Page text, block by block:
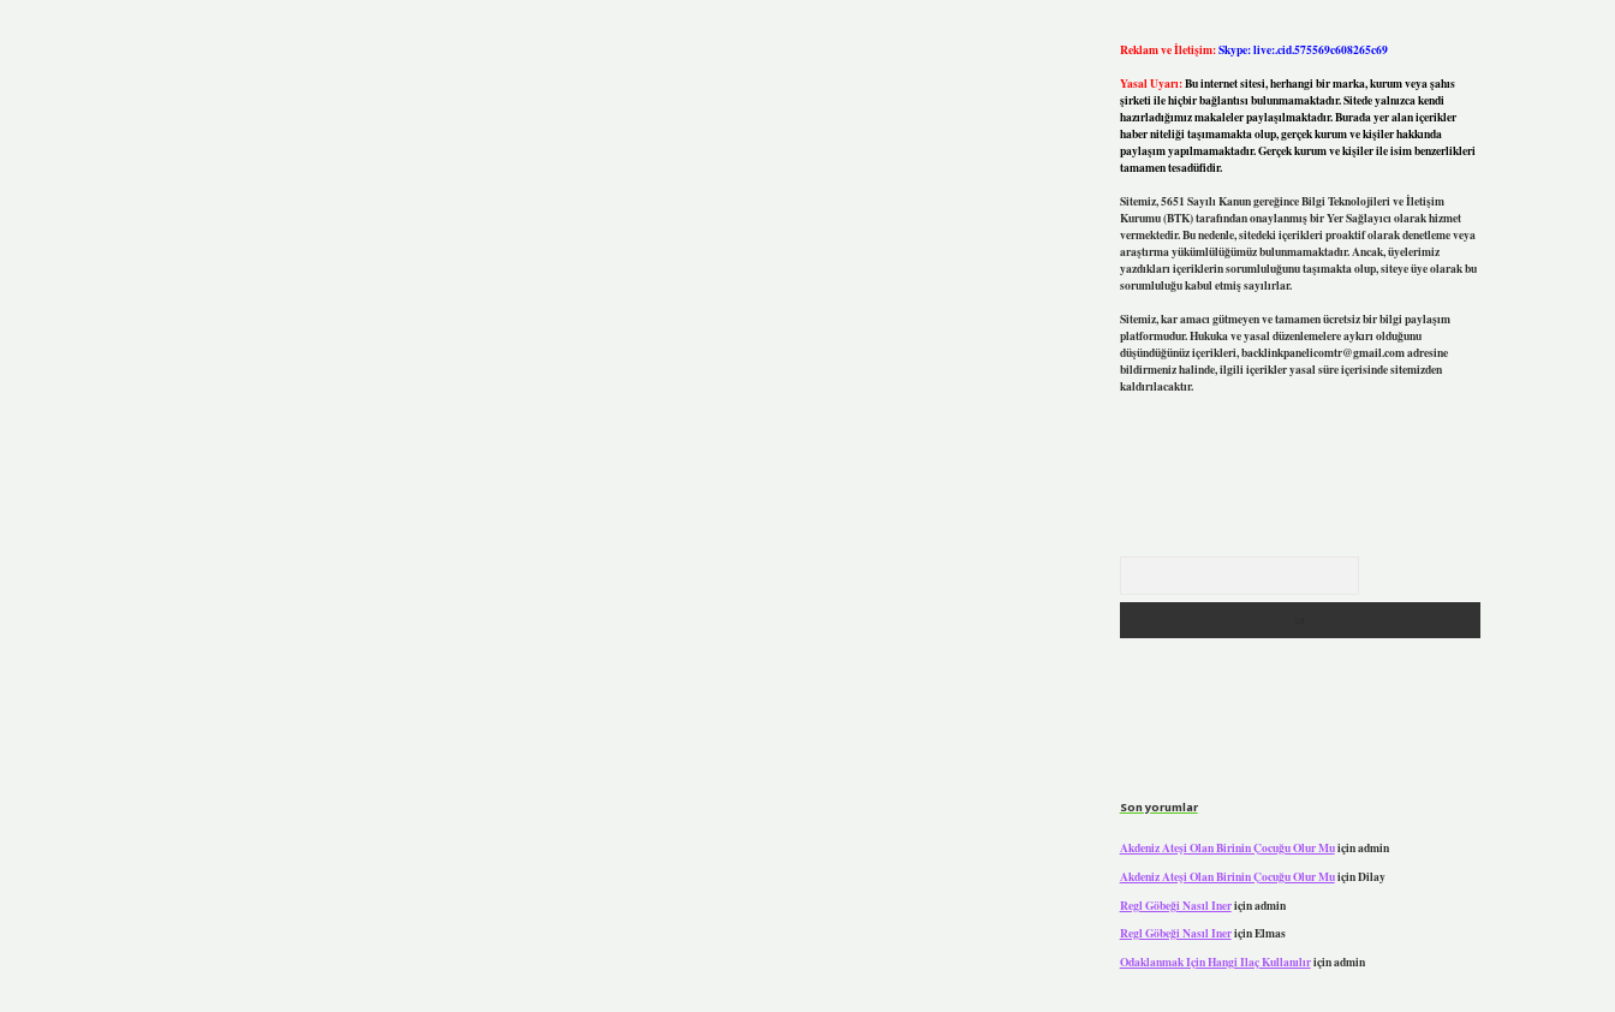
Reklam ve İletişim:Skype: live:.cid.575569c608265c69
Yasal Uyarı:Bu internet sitesi, herhangi bir marka, kurum veya şahıs
şirketi ile hiçbir bağlantısı bulunmamaktadır. Sitede yalnızca kendi
hazırladığımız makaleler paylaşılmaktadır. Burada yer alan içerikler
haber niteliği taşımamakta olup, gerçek kurum ve kişiler hakkında
paylaşım yapılmamaktadır. Gerçek kurum ve kişiler ile isim benzerlikleri
tamamen tesadüfidir.
Sitemiz, 5651 Sayılı Kanun gereğince Bilgi Teknolojileri ve İletişim
Kurumu (BTK) tarafından onaylanmış bir Yer Sağlayıcı olarak hizmet
vermektedir. Bu nedenle, sitedeki içerikleri proaktif olarak denetleme veya
araştırma yükümlülüğümüz bulunmamaktadır. Ancak, üyelerimiz
yazdıkları içeriklerin sorumluluğunu taşımakta olup, siteye üye olarak bu
sorumluluğu kabul etmiş sayılırlar.
Sitemiz, kar amacı gütmeyen ve tamamen ücretsiz bir bilgi paylaşım
platformudur. Hukuka ve yasal düzenlemelere aykırı olduğunu
düşündüğünüz içerikleri,backlinkpanelicomtr@gmail.comadresine
bildirmeniz halinde, ilgili içerikler yasal süre içerisinde sitemizden
kaldırılacaktır.
Son yorumlar
Akdeniz Ateşi Olan Birinin Çocuğu Olur Muiçinadmin
Akdeniz Ateşi Olan Birinin Çocuğu Olur MuiçinDilay
Regl Göbeği Nasıl Ineriçinadmin
Regl Göbeği Nasıl IneriçinElmas
Odaklanmak Için Hangi Ilaç Kullanılıriçinadmin